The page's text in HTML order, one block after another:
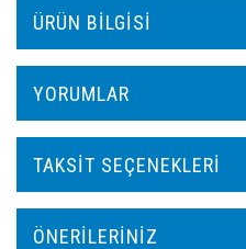
ÜRÜN BILGISI
YORUMLAR
TAKSIT SEÇENEKLERI
ÖNERILERINIZ